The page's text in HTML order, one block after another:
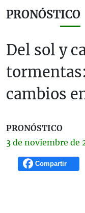
PRONÓSTICO
Del sol y
cambios
PRONÓSTICO
3 de noviembre de
Compartir